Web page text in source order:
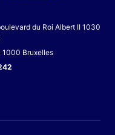
du Roi Albert II 1030
Bruxelles